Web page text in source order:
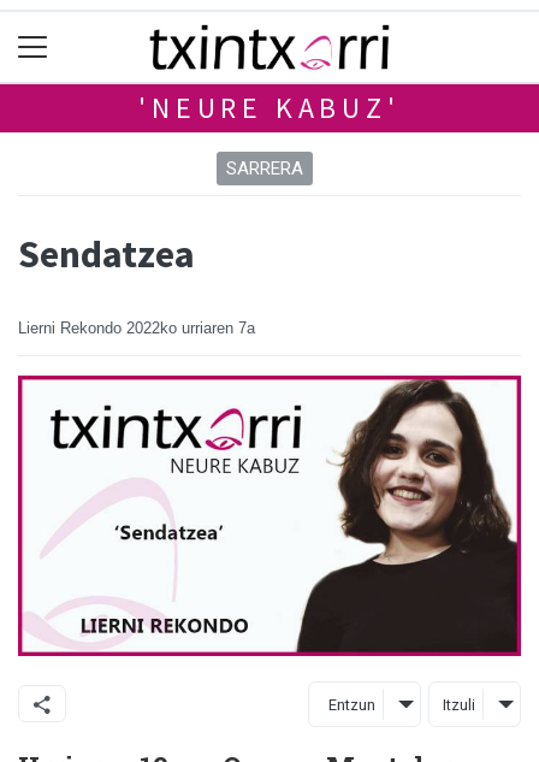
'NEURE KABUZ'
SARRERA
Sendatzea
Lierni Rekondo 2022ko urriaren 7a
Entzun Itzuli